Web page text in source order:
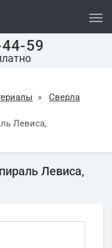
59
»
Сверла
Левиса,
Левиса,